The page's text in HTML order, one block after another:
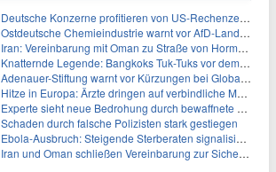
Deutsche Konzerne profitieren von US-Rechenzentrums-Boom
Ostdeutsche Chemieindustrie warnt vor AfD-Landesregierung
Iran: Vereinbarung mit Oman zu Straße von Hormus fast fertig
Knatternde Legende: Bangkoks Tuk-Tuks vor dem Aus?
Adenauer-Stiftung warnt vor Kürzungen bei Globaler Gesundheit
Hitze in Europa: Ärzte dringen auf verbindliche Maßnahmen
Experte sieht neue Bedrohung durch bewaffnete Drohnen
Schaden durch falsche Polizisten stark gestiegen
Ebola-Ausbruch: Steigende Sterberaten signalisieren dringenden Bedarf an verbesserter Gesundheitsinfrastruktur
Iran und Oman schließen Vereinbarung zur Sicherung des Schiffsverkehrs durch die Straße von Hormuz